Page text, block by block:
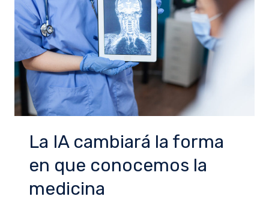
La IA cambiará la forma
en que conocemos la
medicina